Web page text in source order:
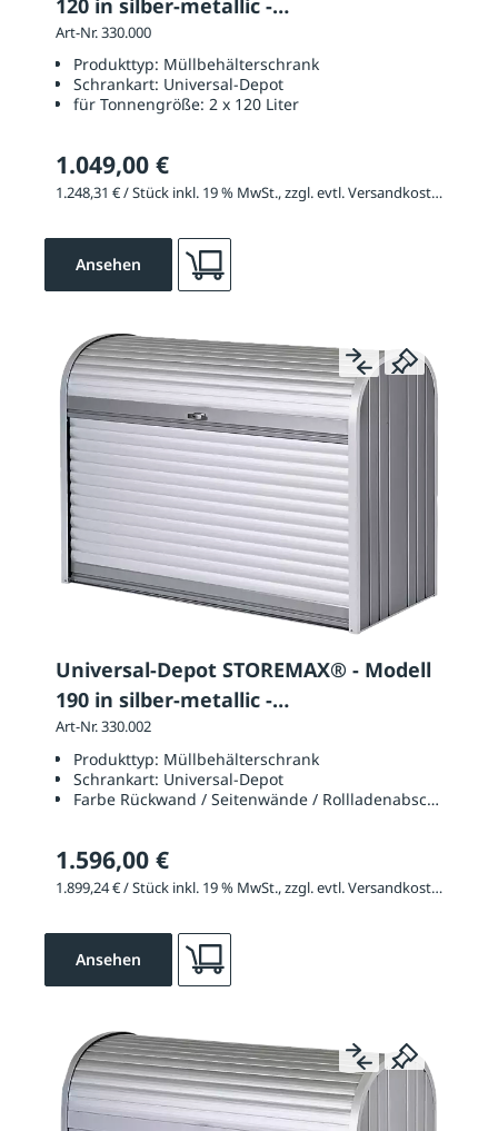
120 in silber-metallic -
Rück-/Seitenwände quarzgrau
Art-Nr. 330.000
Produkttyp: Müllbehälterschrank
Schrankart: Universal-Depot
für Tonnengröße: 2 x 120 Liter
1.049,00 €
1.248,31 € / Stück inkl. 19 % MwSt., zzgl. evtl. Versandkosten
Ansehen
Universal-Depot STOREMAX® - Modell
190 in silber-metallic -
Rück-/Seitenwände quarzgrau
Art-Nr. 330.002
Produkttyp: Müllbehälterschrank
Schrankart: Universal-Depot
Farbe Rückwand / Seitenwände /
1.596,00 €
1.899,24 € / Stück inkl. 19 % MwSt., zzgl. evtl. Versandkosten
Ansehen